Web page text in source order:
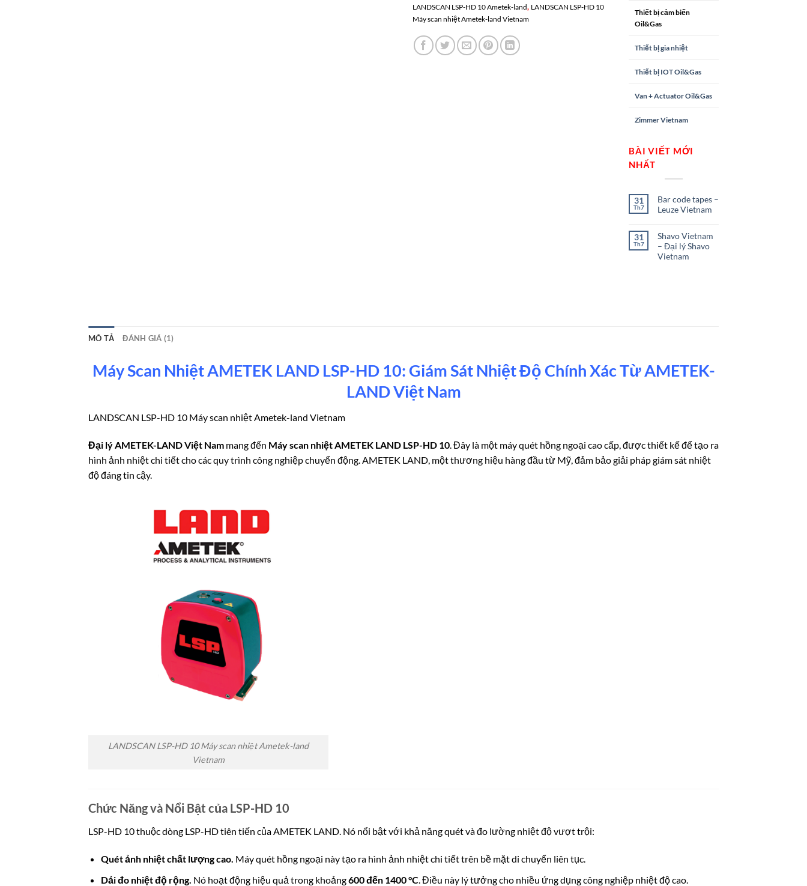
LANDSCAN LSP-HD 10 Ametek-land, LANDSCAN LSP-HD 10
Máy scan nhiệt Ametek-land Vietnam
Thiết bị cảm biến
Oil&Gas
Thiết bị gia nhiệt
Thiết bị IOT Oil&Gas
Van + Actuator Oil&Gas
Zimmer Vietnam
BÀI VIẾT MỚI
NHẤT
31
Th7
Bar code tapes –
Leuze Vietnam
31
Th7
Shavo Vietnam
– Đại lý Shavo
Vietnam
MÔ TẢ ĐÁNH GIÁ (1)
Máy Scan Nhiệt AMETEK LAND LSP-HD 10: Giám Sát Nhiệt Độ Chính Xác Từ AMETEK-
LAND Việt Nam
LANDSCAN LSP-HD 10 Máy scan nhiệt Ametek-land Vietnam
Đại lý AMETEK-LAND Việt Nam mang đến Máy scan nhiệt AMETEK LAND LSP-HD 10. Đây là một máy quét hồng ngoại cao cấp, được thiết kế để tạo ra
hình ảnh nhiệt chi tiết cho các quy trình công nghiệp chuyển động. AMETEK LAND, một thương hiệu hàng đầu từ Mỹ, đảm bảo giải pháp giám sát nhiệt
độ đáng tin cậy.
LANDSCAN LSP-HD 10 Máy scan nhiệt Ametek-land
Vietnam
Chức Năng và Nổi Bật của LSP-HD 10
LSP-HD 10 thuộc dòng LSP-HD tiên tiến của AMETEK LAND. Nó nổi bật với khả năng quét và đo lường nhiệt độ vượt trội:
Quét ảnh nhiệt chất lượng cao. Máy quét hồng ngoại này tạo ra hình ảnh nhiệt chi tiết trên bề mặt di chuyển liên tục.
Dải đo nhiệt độ rộng. Nó hoạt động hiệu quả trong khoảng600 đến 1400 °C. Điều này lý tưởng cho nhiều ứng dụng công nghiệp nhiệt độ cao.